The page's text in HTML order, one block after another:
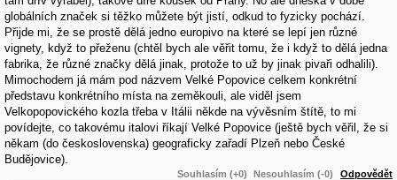
globálních značek si těžko můžete být jistí, odkud to fyzicky pochází.
Přijde mi, že se prostě dělá jedno europivo na které se lepí jen různé
vignety, když to přeženu (chtěl bych ale věřit tomu, že i když to dělá jedna
fabrika, že různé značky dělá jinak, protože to už by jinak pivaři odhalili).
Mimochodem já mám pod názvem Velké Popovice celkem konkrétní
představu konkrétního místa na zeměkouli, ale viděl jsem
Velkopopovického kozla třeba v Itálii někde na vývěsním štítě, to mi
povídejte, co takovému italovi říkají Velké Popovice (ještě bych věřil, že si
někam (do československa) geograficky zařadí Plzeň nebo České
Budějovice).
Souhlasím (+0) Nesouhlasím (-0) Odpovědět